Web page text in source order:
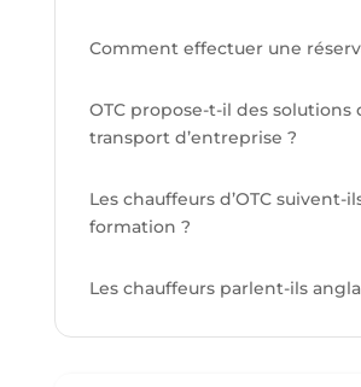
Comment effectuer une
OTC propose-t-il des solutions
transport d’entreprise ?
Les chauffeurs d’OTC suivent-
formation ?
Les chauffeurs parlent-ils